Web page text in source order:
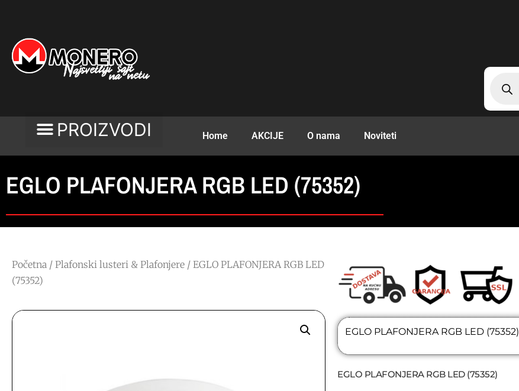
Home AKCIJE O nama Noviteti
EGLO PLAFONJERA RGB LED (75352)
Početna / Plafonski lusteri & Plafonjere / EGLO PLAFONJERA RGB LED
(75352)
EGLO PLAFONJERA RGB LED (75352)
EGLO PLAFONJERA RGB LED (75352)